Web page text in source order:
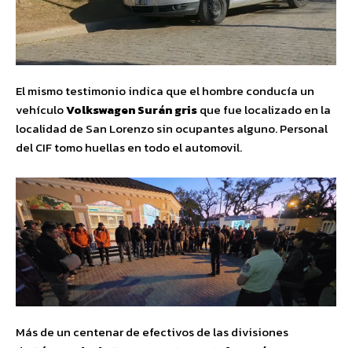
El mismo testimonio indica que el hombre conducía un
vehículoVolkswagen Surán grisque fue localizado en la
localidad de San Lorenzo sin ocupantes alguno. Personal
del CIF tomo huellas en todo el automovil.
Más de un centenar de efectivos de las divisiones